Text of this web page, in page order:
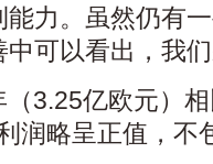
力。虽然仍有
可以看出，我
3.25亿欧元）
润略呈正值，不